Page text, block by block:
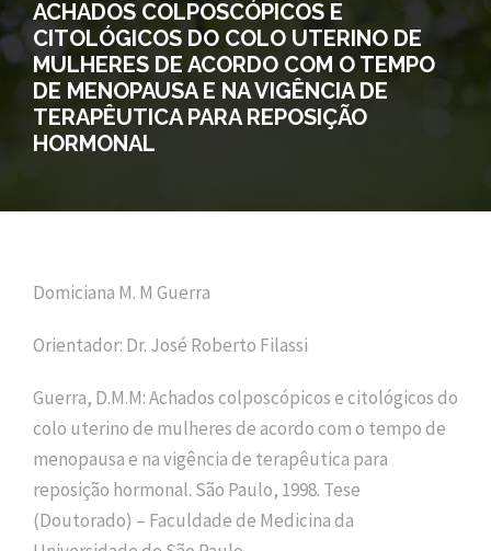
ACHADOS COLPOSCÓPICOS E
CITOLÓGICOS DO COLO UTERINO DE
MULHERES DE ACORDO COM O TEMPO
DE MENOPAUSA E NA VIGÊNCIA DE
TERAPÊUTICA PARA REPOSIÇÃO
HORMONAL
Domiciana M. M Guerra
Orientador: Dr. José Roberto Filassi
Guerra, D.M.M: Achados colposcópicos e citológicos do
colo uterino de mulheres de acordo com o tempo de
menopausa e na vigência de terapêutica para
reposição hormonal. São Paulo, 1998. Tese
(Doutorado) – Faculdade de Medicina da